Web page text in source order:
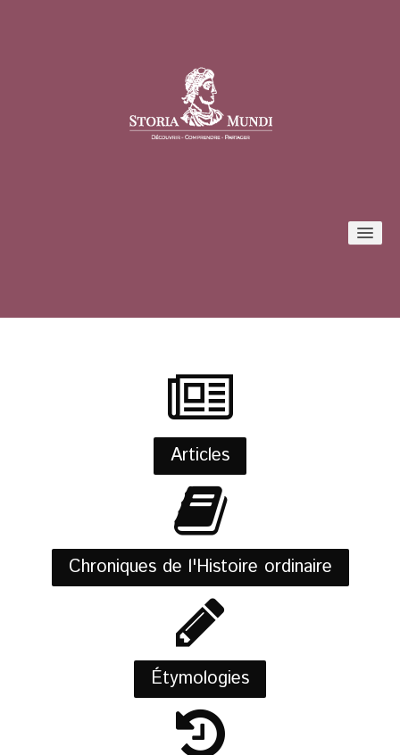
Inscription / Connexion
Articles
Chroniques de l'Histoire ordinaire
Étymologies